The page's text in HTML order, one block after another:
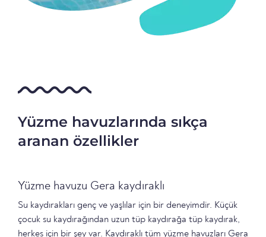
Yüzme havuzlarında sıkça
aranan özellikler
Yüzme havuzu Gera kaydıraklı
Su kaydırakları genç ve yaşlılar için bir deneyimdir. Küçük
çocuk su kaydırağından uzun tüp kaydırağa tüp kaydırak,
herkes için bir şey var. Kaydıraklı tüm yüzme havuzları Gera